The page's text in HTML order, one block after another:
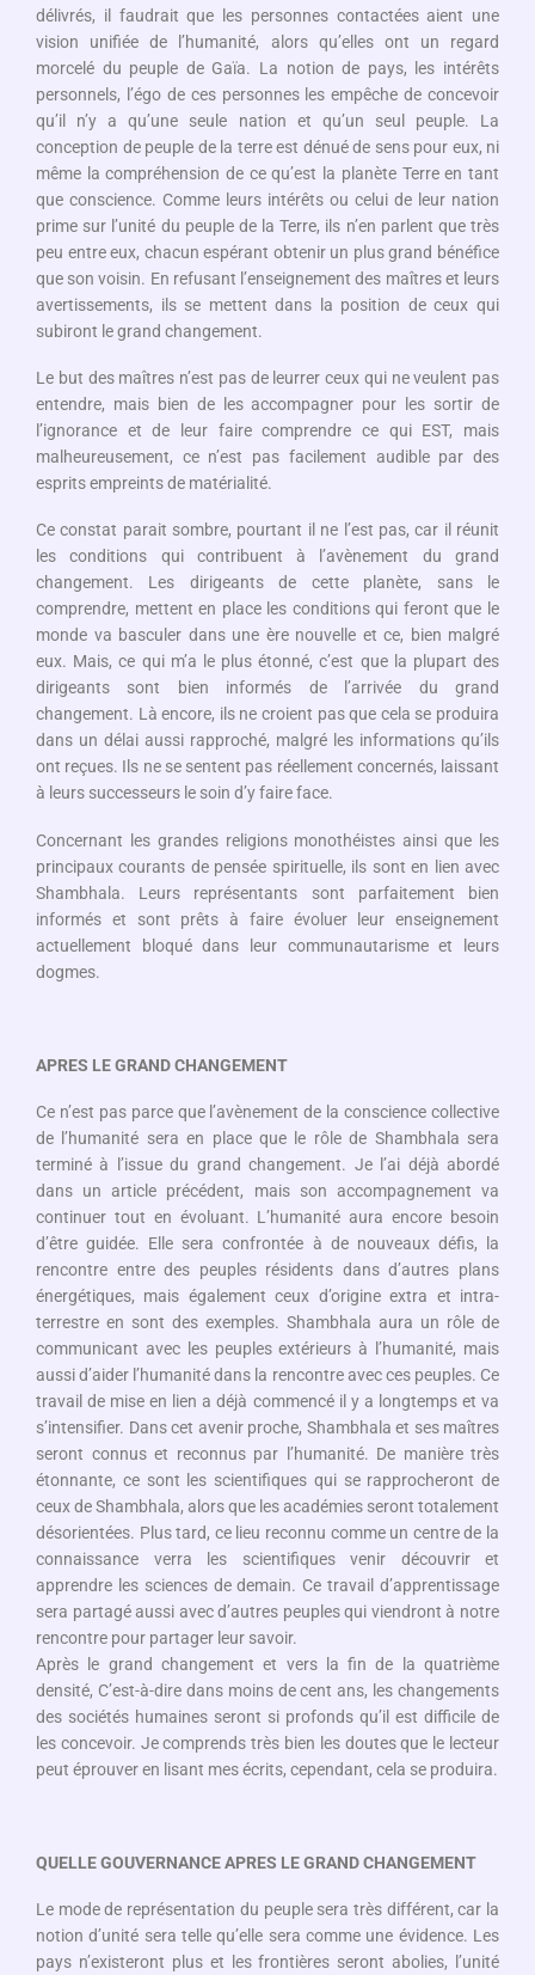
délivrés, il faudrait que les personnes contactées aient une
vision unifiée de l’humanité, alors qu’elles ont un regard
morcelé du peuple de Gaïa. La notion de pays, les intérêts
personnels, l’égo de ces personnes les empêche de concevoir
qu’il n’y a qu’une seule nation et qu’un seul peuple. La
conception de peuple de la terre est dénué de sens pour eux, ni
même la compréhension de ce qu’est la planète Terre en tant
que conscience. Comme leurs intérêts ou celui de leur nation
prime sur l’unité du peuple de la Terre, ils n’en parlent que très
peu entre eux, chacun espérant obtenir un plus grand bénéfice
que son voisin. En refusant l’enseignement des maîtres et leurs
avertissements, ils se mettent dans la position de ceux qui
subiront le grand changement.
Le but des maîtres n’est pas de leurrer ceux qui ne veulent pas
entendre, mais bien de les accompagner pour les sortir de
l’ignorance et de leur faire comprendre ce qui EST, mais
malheureusement, ce n’est pas facilement audible par des
esprits empreints de matérialité.
Ce constat parait sombre, pourtant il ne l’est pas, car il réunit
les conditions qui contribuent à l’avènement du grand
changement. Les dirigeants de cette planète, sans le
comprendre, mettent en place les conditions qui feront que le
monde va basculer dans une ère nouvelle et ce, bien malgré
eux. Mais, ce qui m’a le plus étonné, c’est que la plupart des
dirigeants sont bien informés de l’arrivée du grand
changement. Là encore, ils ne croient pas que cela se produira
dans un délai aussi rapproché, malgré les informations qu’ils
ont reçues. Ils ne se sentent pas réellement concernés, laissant
à leurs successeurs le soin d’y faire face.
Concernant les grandes religions monothéistes ainsi que les
principaux courants de pensée spirituelle, ils sont en lien avec
Shambhala. Leurs représentants sont parfaitement bien
informés et sont prêts à faire évoluer leur enseignement
actuellement bloqué dans leur communautarisme et leurs
dogmes.
APRES LE GRAND CHANGEMENT
Ce n’est pas parce que l’avènement de la conscience collective
de l’humanité sera en place que le rôle de Shambhala sera
terminé à l’issue du grand changement. Je l’ai déjà abordé
dans un article précédent, mais son accompagnement va
continuer tout en évoluant. L’humanité aura encore besoin
d’être guidée. Elle sera confrontée à de nouveaux défis, la
rencontre entre des peuples résidents dans d’autres plans
énergétiques, mais également ceux d’origine extra et intra-
terrestre en sont des exemples. Shambhala aura un rôle de
communicant avec les peuples extérieurs à l’humanité, mais
aussi d’aider l’humanité dans la rencontre avec ces peuples. Ce
travail de mise en lien a déjà commencé il y a longtemps et va
s’intensifier. Dans cet avenir proche, Shambhala et ses maîtres
seront connus et reconnus par l’humanité. De manière très
étonnante, ce sont les scientifiques qui se rapprocheront de
ceux de Shambhala, alors que les académies seront totalement
désorientées. Plus tard, ce lieu reconnu comme un centre de la
connaissance verra les scientifiques venir découvrir et
apprendre les sciences de demain. Ce travail d’apprentissage
sera partagé aussi avec d’autres peuples qui viendront à notre
rencontre pour partager leur savoir.
Après le grand changement et vers la fin de la quatrième
densité, C’est-à-dire dans moins de cent ans, les changements
des sociétés humaines seront si profonds qu’il est difficile de
les concevoir. Je comprends très bien les doutes que le lecteur
peut éprouver en lisant mes écrits, cependant, cela se produira.
QUELLE GOUVERNANCE APRES LE GRAND CHANGEMENT
Le mode de représentation du peuple sera très différent, car la
notion d’unité sera telle qu’elle sera comme une évidence. Les
pays n’existeront plus et les frontières seront abolies, l’unité